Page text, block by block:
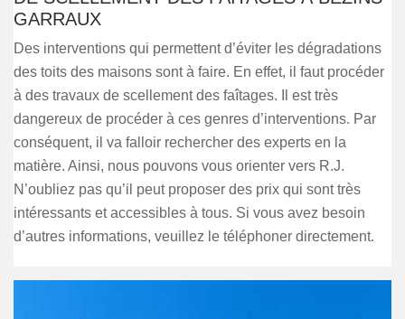
GARRAUX
Des interventions qui permettent d’éviter les dégradations
des toits des maisons sont à faire. En effet, il faut procéder
à des travaux de scellement des faîtages. Il est très
dangereux de procéder à ces genres d’interventions. Par
conséquent, il va falloir rechercher des experts en la
matière. Ainsi, nous pouvons vous orienter vers R.J.
N’oubliez pas qu’il peut proposer des prix qui sont très
intéressants et accessibles à tous. Si vous avez besoin
d’autres informations, veuillez le téléphoner directement.